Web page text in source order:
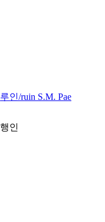
루인/ruin S.M. Pae
행인